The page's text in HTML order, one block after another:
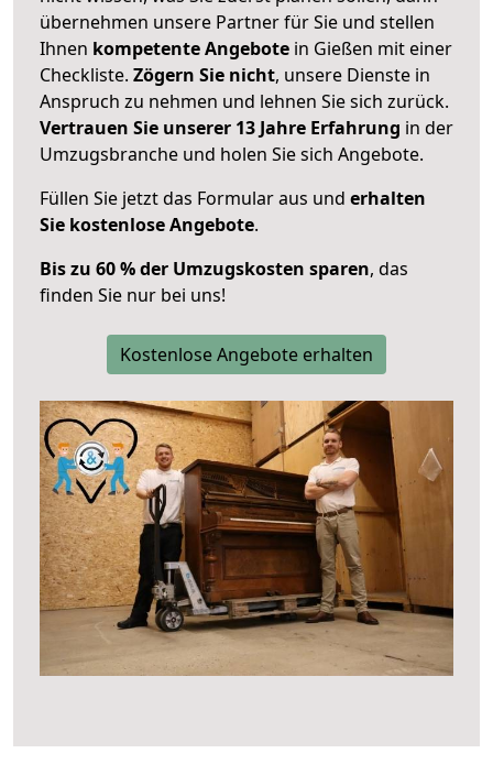
übernehmen unsere Partner für Sie und stellen
Ihnen kompetente Angebote in Gießen mit einer
Checkliste. Zögern Sie nicht, unsere Dienste in
Anspruch zu nehmen und lehnen Sie sich zurück.
Vertrauen Sie unserer 13 Jahre Erfahrung in der
Umzugsbranche und holen Sie sich Angebote.
Füllen Sie jetzt das Formular aus und erhalten
Sie kostenlose Angebote.
Bis zu 60 % der Umzugskosten sparen, das
finden Sie nur bei uns!
Kostenlose Angebote erhalten